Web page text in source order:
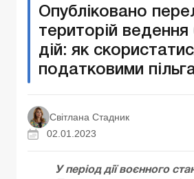
Опубліковано
територій
дій: як
податковими
Світлана Стадник
02.01.2023
У період дії воєнного